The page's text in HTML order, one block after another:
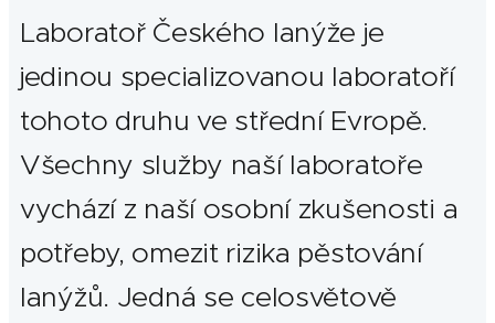
Laboratoř Českého lanýže je
jedinou specializovanou laboratoří
tohoto druhu ve střední Evropě.
Všechny služby naší laboratoře
vychází z naší osobní zkušenosti a
potřeby, omezit rizika pěstování
lanýžů. Jedná se celosvětově